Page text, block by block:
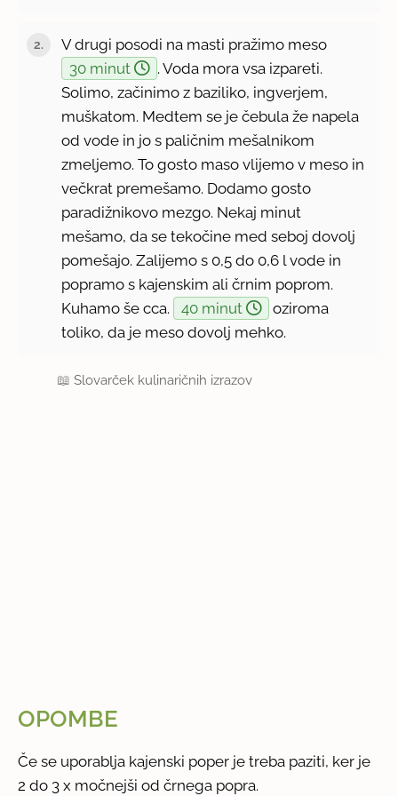
V drugi posodi na masti pražimo meso
30 minut
. Voda mora vsa izpareti.
Solimo, začinimo z baziliko, ingverjem,
muškatom. Medtem se je čebula že napela
od vode in jo s paličnim mešalnikom
zmeljemo. To gosto maso vlijemo v meso in
večkrat premešamo. Dodamo gosto
paradižnikovo mezgo. Nekaj minut
mešamo, da se tekočine med seboj dovolj
pomešajo. Zalijemo s 0,5 do 0,6 l vode in
popramo s kajenskim ali črnim poprom.
Kuhamo še cca.
40 minut
oziroma
toliko, da je meso dovolj mehko.
📖Slovarček kulinaričnih izrazov
OPOMBE
Če se uporablja kajenski poper je treba paziti, ker je
2 do 3 x močnejši od črnega popra.